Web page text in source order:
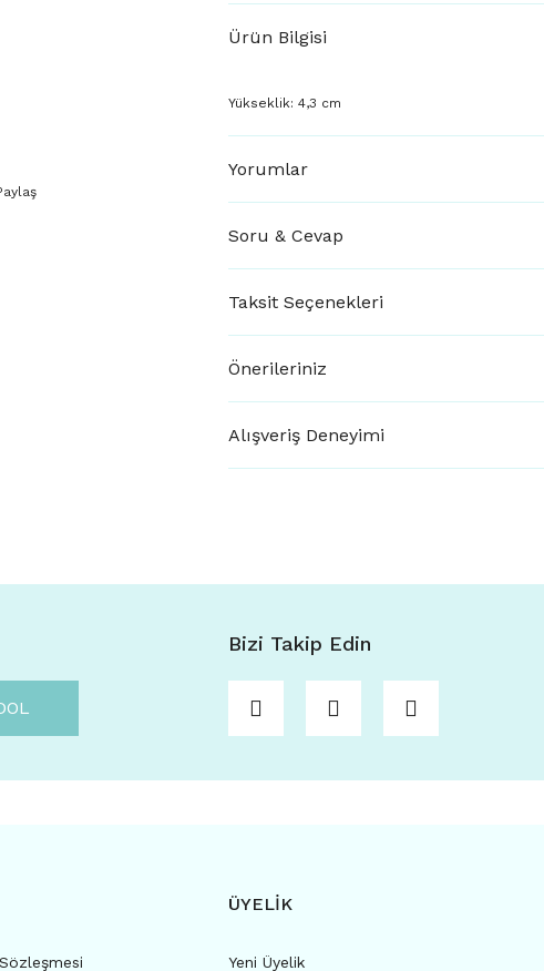
Ürün Bilgisi
Yükseklik: 4,3 cm
Yorumlar
Soru & Cevap
Taksit Seçenekleri
Önerileriniz
Alışveriş Deneyimi
Bizi Takip Edin
ÜYELİK
Yeni Üyelik